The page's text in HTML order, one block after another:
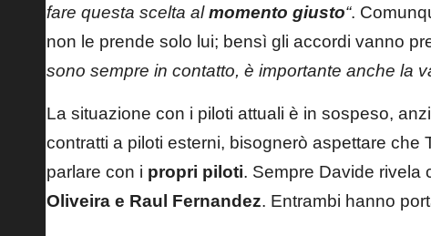
fare questa scelta almomento giusto“.
non le prende solo lui; bensì gli accordi vanno
sono sempre in contatto, è importante anche la
La situazione con i piloti attuali è in sospeso,
contratti a piloti esterni, bisognerò aspettare
parlare con i propri piloti. Sempre Davide rivela
Oliveira e Raul Fernandez. Entrambi hanno